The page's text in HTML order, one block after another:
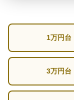
1万円台
3万円台